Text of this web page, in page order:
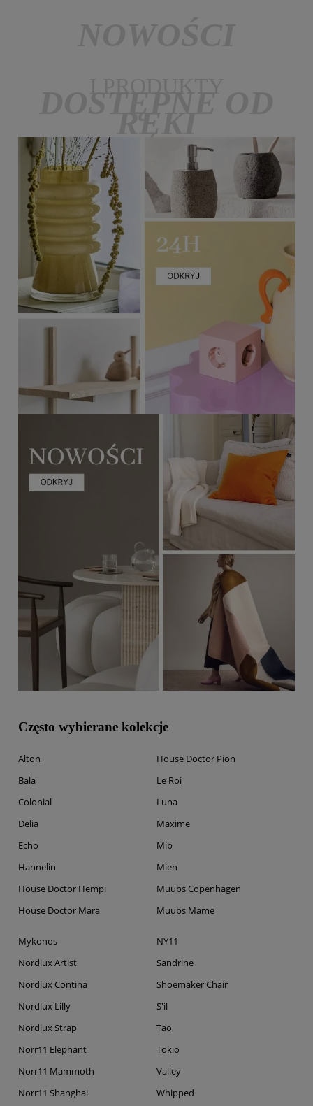
Często wybierane kolekcje
Alton
Bala
Colonial
Delia
Echo
Hannelin
House Doctor Hempi
House Doctor Mara
House Doctor Pion
Le Roi
Luna
Maxime
Mib
Mien
Muubs Copenhagen
Muubs Mame
Mykonos
Nordlux Artist
Nordlux Contina
Nordlux Lilly
Nordlux Strap
Norr11 Elephant
Norr11 Mammoth
Norr11 Shanghai
NY11
Sandrine
Shoemaker Chair
S'il
Tao
Tokio
Valley
Whipped